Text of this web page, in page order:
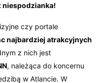
niespodzianka!
czy portale
najbardziej atrakcyjnych
z nich jest
, należąca do koncernu
w Atlancie. W